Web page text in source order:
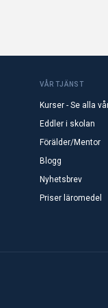
VÅR TJÄNST
Kurser - Se alla
Eddler i skolan
Förälder/Mentor
Blogg
Nyhetsbrev
Priser läromedel